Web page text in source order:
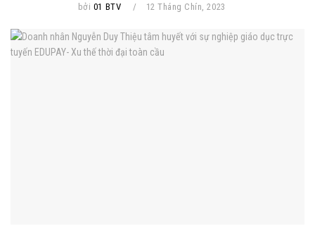
bởi 01 BTV 12 Tháng Chín, 2023